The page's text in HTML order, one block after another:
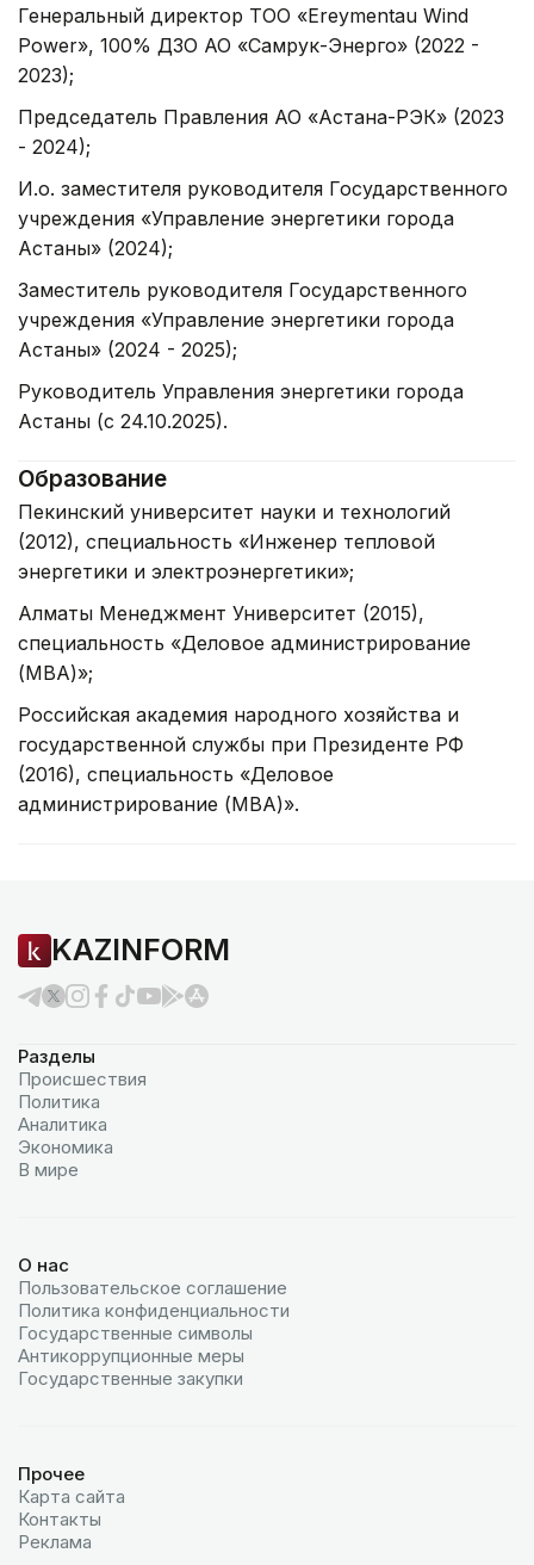
Генеральный директор ТОО «Ereymentau Wind
Power», 100% ДЗО АО «Самрук-Энерго» (2022 -
2023);
Председатель Правления АО «Астана-РЭК» (2023
- 2024);
И.о. заместителя руководителя Государственного
учреждения «Управление энергетики города
Астаны» (2024);
Заместитель руководителя Государственного
учреждения «Управление энергетики города
Астаны» (2024 - 2025);
Руководитель Управления энергетики города
Астаны (с 24.10.2025).
Образование
Пекинский университет науки и технологий
(2012), специальность «Инженер тепловой
энергетики и электроэнергетики»;
Алматы Менеджмент Университет (2015),
специальность «Деловое администрирование
(MBA)»;
Российская академия народного хозяйства и
государственной службы при Президенте РФ
(2016), специальность «Деловое
администрирование (MBA)».
KAZINFORM
Разделы
Происшествия
Политика
Аналитика
Экономика
В мире
О нас
Пользовательское соглашение
Политика конфиденциальности
Государственные символы
Антикоррупционные меры
Государственные закупки
Прочее
Карта сайта
Контакты
Реклама